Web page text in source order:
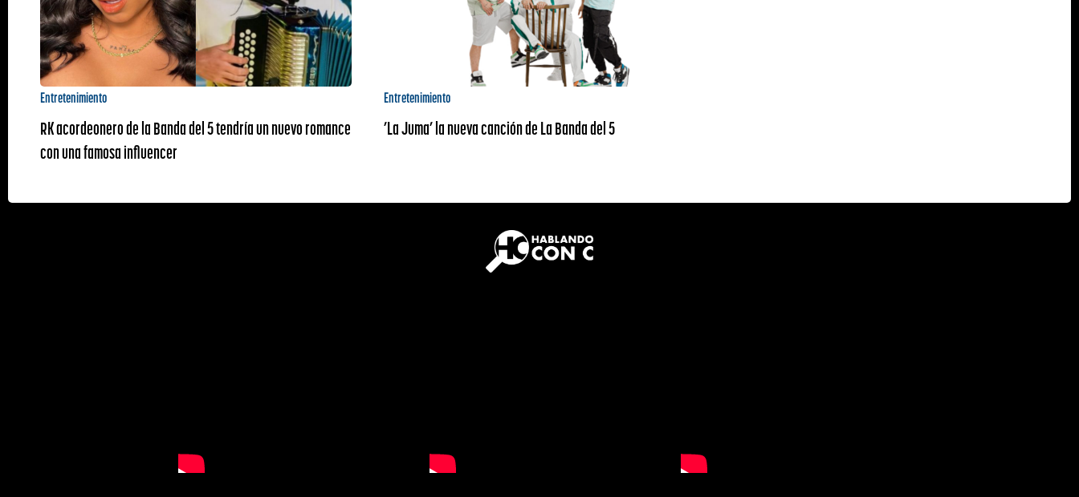
Entretenimiento
RK acordeonero de la Banda del 5 tendría un nuevo romance
con una famosa influencer
Entretenimiento
’La Juma’ la nueva canción de La Banda del 5